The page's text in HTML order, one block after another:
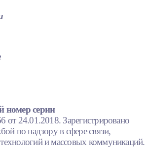
номер серии
24.01.2018. Зарегистрировано
по надзору в сфере связи,
и массовых коммуникаций.